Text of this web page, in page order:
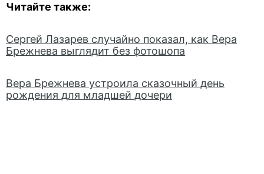
Читайте также:
Сергей Лазарев случайно показал, как Вера
Брежнева выглядит без фотошопа
Вера Брежнева устроила сказочный день
рождения для младшей дочери